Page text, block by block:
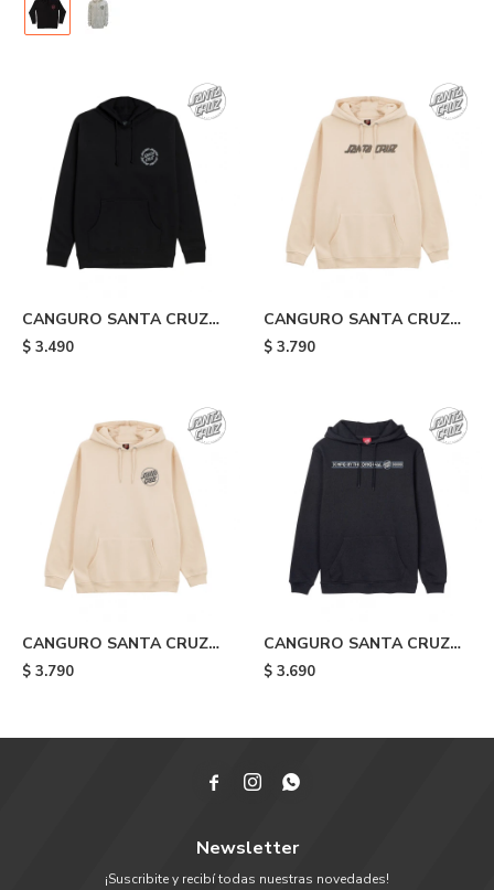
CANGURO SANTA CRUZ
FLAME RINGED DOT -
$ 3.490
CANGURO SANTA CRUZ
SCREAM GRIZZLY S - Beige
$ 3.790
CANGURO SANTA CRUZ
PACE RITUAL HAND S -
$ 3.790
CANGURO SANTA CRUZ
BREAKER - Black
$ 3.690
  
Newsletter
¡Suscribite y recibí todas nuestras novedades!